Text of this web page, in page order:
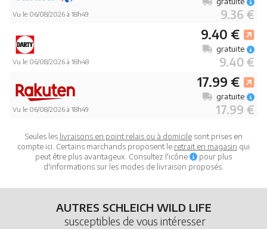
Vu le 06/08/2026 à 18h49 9.36 €
Vu le 06/08/2026 à 18h48
9.40 €
9.40 €
gratuite
Vu le 06/08/2026 à 18h49
17.99 €
17.99 €
gratuite
Seules les livraisons en point relais ou à domicilesont prises en
compte ici. Certains marchands proposent le retrait en magasin qui
peut être plus avantageux. Consultez l'icône
pour plus
d'informations sur les modes de livraison proposés.
AUTRES SCHLEICH WILD LIFE
susceptibles de vous intéresser